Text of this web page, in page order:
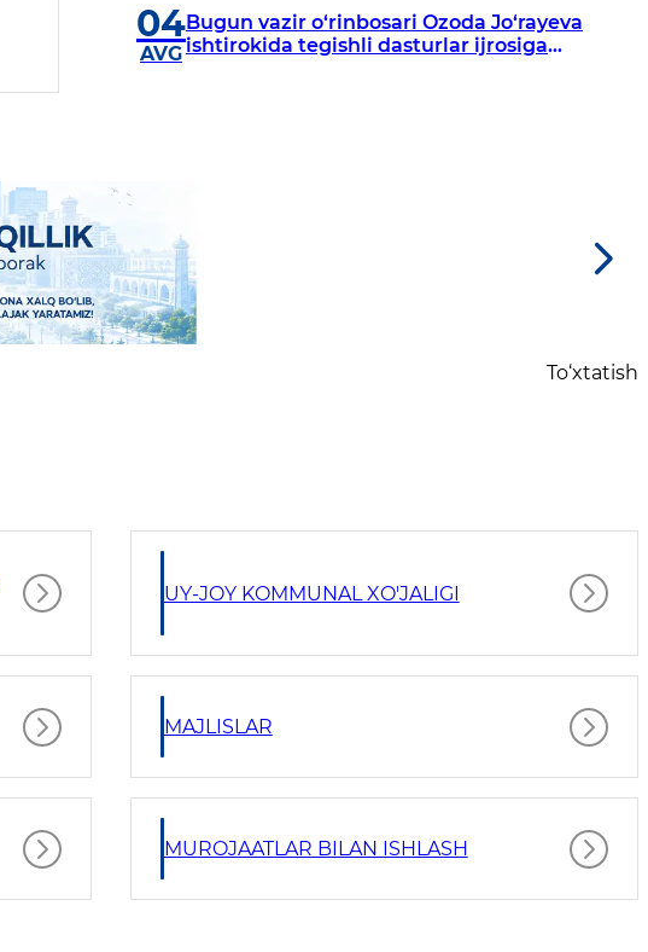
04
AVG
Bugun vazir o‘rinbosari Ozoda Jo‘rayeva
ishtirokida tegishli dasturlar ijrosiga
To‘xtatish
UY-JOY KOMMUNAL XO'JALIGI
MAJLISLAR
MUROJAATLAR BILAN ISHLASH